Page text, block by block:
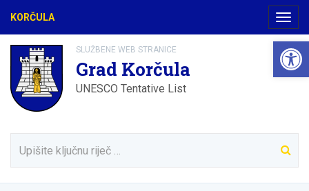
KORČULA
SLUŽBENE WEB STRANICE
Grad Korčula
UNESCO Tentative List